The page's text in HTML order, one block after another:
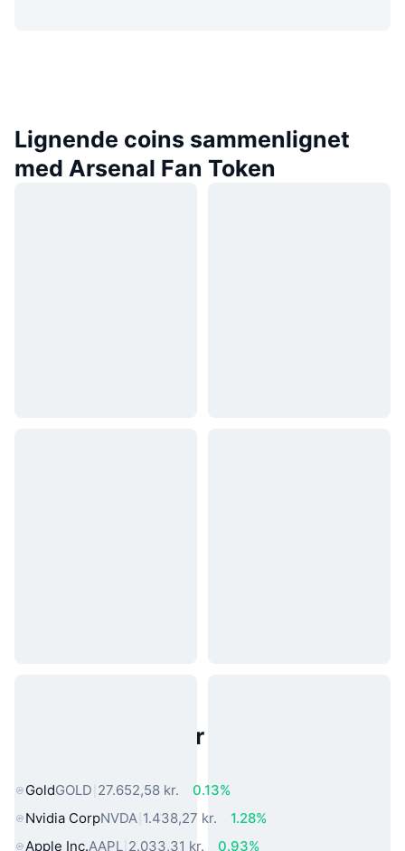
Lignende coins sammenlignet
med Arsenal Fan Token
Populære aktiver fra den virkelige
GoldGOLD 27.652,58 kr.
0.13%
Nvidia CorpNVDA 1.438,27 kr.
1.28%
Apple Inc.AAPL 2.033,31 kr. 0.93%